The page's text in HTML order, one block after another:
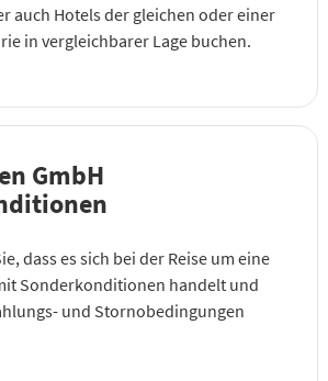
auch Hotels der gleichen oder einer
in vergleichbarer Lage buchen.
GmbH
dass es sich bei der Reise um eine
Sonderkonditionen handelt und
und Stornobedingungen